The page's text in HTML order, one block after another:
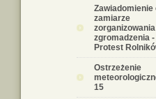
Zawiadomienie
zamiarze
zorganizowania
zgromadzenia -
Protest
Ostrzeżenie
15